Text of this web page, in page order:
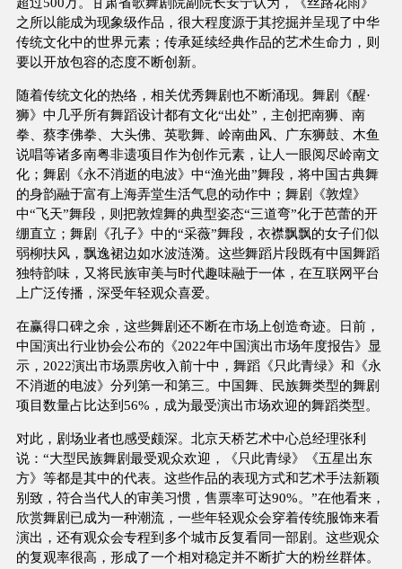
之所以能成为现象级作品，很大程度源于其挖掘并呈现了中华
传统文化中的世界元素；传承延续经典作品的艺术生命力，则
要以开放包容的态度不断创新。
随着传统文化的热络，相关优秀舞剧也不断涌现。舞剧《醒·
狮》中几乎所有舞蹈设计都有文化“出处”，主创把南狮、南
拳、蔡李佛拳、大头佛、英歌舞、岭南曲风、广东狮鼓、木鱼
说唱等诸多南粤非遗项目作为创作元素，让人一眼阅尽岭南文
化；舞剧《永不消逝的电波》中“渔光曲”舞段，将中国古典舞
的身韵融于富有上海弄堂生活气息的动作中；舞剧《敦煌》
中“飞天”舞段，则把敦煌舞的典型姿态“三道弯”化于芭蕾的开
绷直立；舞剧《孔子》中的“采薇”舞段，衣襟飘飘的女子们似
弱柳扶风，飘逸裙边如水波涟漪。这些舞蹈片段既有中国舞蹈
独特韵味，又将民族审美与时代趣味融于一体，在互联网平台
上广泛传播，深受年轻观众喜爱。
在赢得口碑之余，这些舞剧还不断在市场上创造奇迹。日前，
中国演出行业协会公布的《2022年中国演出市场年度报告》显
示，2022演出市场票房收入前十中，舞蹈《只此青绿》和《永
不消逝的电波》分列第一和第三。中国舞、民族舞类型的舞剧
项目数量占比达到56%，成为最受演出市场欢迎的舞蹈类型。
对此，剧场业者也感受颇深。北京天桥艺术中心总经理张利
说：“大型民族舞剧最受观众欢迎，《只此青绿》《五星出东
方》等都是其中的代表。这些作品的表现方式和艺术手法新颖
别致，符合当代人的审美习惯，售票率可达90%。”在他看来，
欣赏舞剧已成为一种潮流，一些年轻观众会穿着传统服饰来看
演出，还有观众会专程到多个城市反复看同一部剧。这些观众
的复观率很高，形成了一个相对稳定并不断扩大的粉丝群体。